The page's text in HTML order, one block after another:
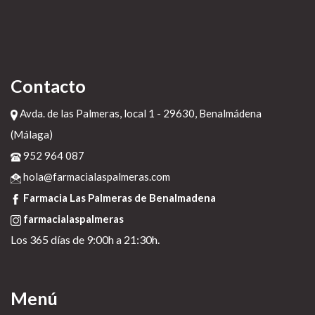
Contacto
Avda. de las Palmeras, local 1 - 29630, Benalmádena
(Málaga)
952 964 087
hola@farmacialaspalmeras.com
Farmacia Las Palmeras de Benalmadena
farmacialaspalmeras
Los 365 días de 9:00h a 21:30h.
Menú